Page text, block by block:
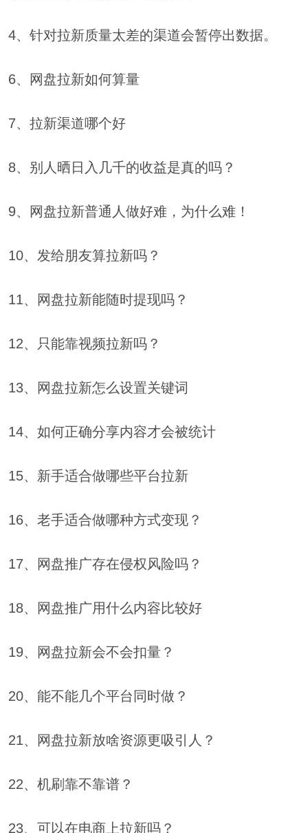
4、针对拉新质量太差的渠道会暂停出数据。
6、网盘拉新如何算量
7、拉新渠道哪个好
8、别人晒日入几千的收益是真的吗？
9、网盘拉新普通人做好难，为什么难！
10、发给朋友算拉新吗？
11、网盘拉新能随时提现吗？
12、只能靠视频拉新吗？
13、网盘拉新怎么设置关键词
14、如何正确分享内容才会被统计
15、新手适合做哪些平台拉新
16、老手适合做哪种方式变现？
17、网盘推广存在侵权风险吗？
18、网盘推广用什么内容比较好
19、网盘拉新会不会扣量？
20、能不能几个平台同时做？
21、网盘拉新放啥资源更吸引人？
22、机刷靠不靠谱？
23、可以在电商上拉新吗？